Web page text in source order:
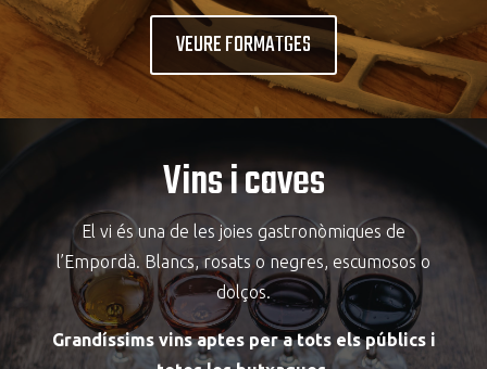
VEURE FORMATGES
Vins i caves
El vi és una de les joies gastronòmiques de
l’Empordà. Blancs, rosats o negres, escumosos o
dolços.
Grandíssims vins aptes per a tots els públics i